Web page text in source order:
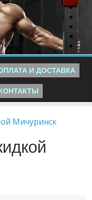
И ДОСТАВКА
Мичуринск